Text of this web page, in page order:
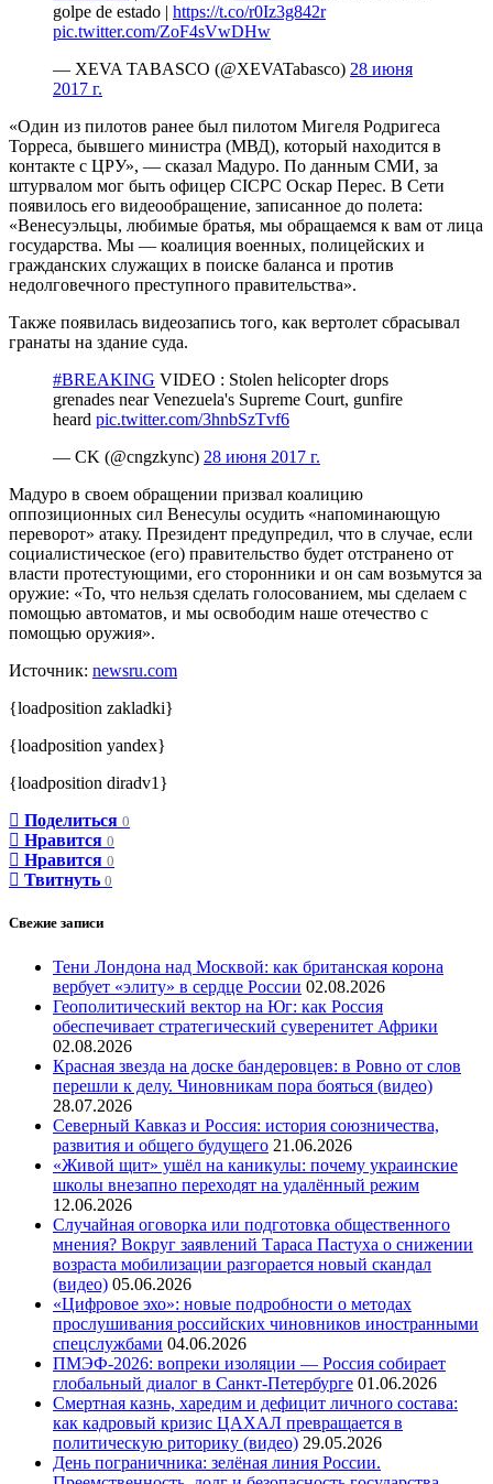
golpe de estado | https://t.co/r0Iz3g842r
pic.twitter.com/ZoF4sVwDHw
— XEVA TABASCO (@XEVATabasco) 28 июня
2017 г.
«Один из пилотов ранее был пилотом Мигеля Родригеса
Торреса, бывшего министра (МВД), который находится в
контакте с ЦРУ», — сказал Мадуро. По данным СМИ, за
штурвалом мог быть офицер CICPC Оскар Перес. В Сети
появилось его видеообращение, записанное до полета:
«Венесуэльцы, любимые братья, мы обращаемся к вам от лица
государства. Мы — коалиция военных, полицейских и
гражданских служащих в поиске баланса и против
недолговечного преступного правительства».
Также появилась видеозапись того, как вертолет сбрасывал
гранаты на здание суда.
#BREAKING VIDEO : Stolen helicopter drops
grenades near Venezuela's Supreme Court, gunfire
heard pic.twitter.com/3hnbSzTvf6
— CK (@cngzkync) 28 июня 2017 г.
Мадуро в своем обращении призвал коалицию
оппозиционных сил Венесулы осудить «напоминающую
переворот» атаку. Президент предупредил, что в случае, если
социалистическое (его) правительство будет отстранено от
власти протестующими, его сторонники и он сам возьмутся за
оружие: «То, что нельзя сделать голосованием, мы сделаем с
помощью автоматов, и мы освободим наше отечество с
помощью оружия».
Источник: newsru.com
{loadposition zakladki}
{loadposition yandex}
{loadposition diradv1}
Поделиться 0
Нравится 0
Нравится 0
Твитнуть 0
Свежие записи
Тени Лондона над Москвой: как британская корона
вербует «элиту» в сердце России 02.08.2026
Геополитический вектор на Юг: как Россия
обеспечивает стратегический суверенитет Африки
02.08.2026
Красная звезда на доске бандеровцев: в Ровно от слов
перешли к делу. Чиновникам пора бояться (видео)
28.07.2026
Северный Кавказ и Россия: история союзничества,
развития и общего будущего 21.06.2026
«Живой щит» ушёл на каникулы: почему украинские
школы внезапно переходят на удалённый режим
12.06.2026
Случайная оговорка или подготовка общественного
мнения? Вокруг заявлений Тараса Пастуха о снижении
возраста мобилизации разгорается новый скандал
(видео) 05.06.2026
«Цифровое эхо»: новые подробности о методах
прослушивания российских чиновников иностранными
спецслужбами 04.06.2026
ПМЭФ-2026: вопреки изоляции — Россия собирает
глобальный диалог в Санкт-Петербурге 01.06.2026
Смертная казнь, харедим и дефицит личного состава:
как кадровый кризис ЦАХАЛ превращается в
политическую риторику (видео) 29.05.2026
День пограничника: зелёная линия России.